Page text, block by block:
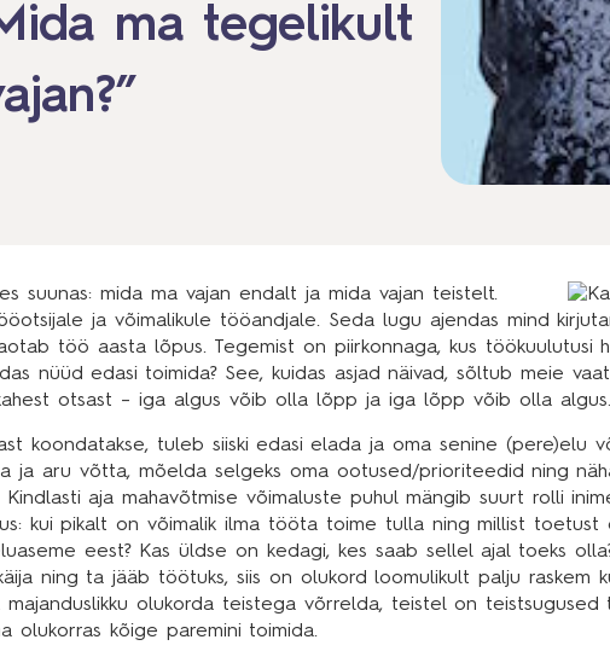
ma tegelikult
suunas: mida ma vajan endalt ja mida vajan teistelt.
ja võimalikule tööandjale. Seda lugu ajendas mind
töö aasta lõpus. Tegemist on piirkonnaga, kus töökuulutusi
nüüd edasi toimida? See, kuidas asjad näivad, sõltub meie
otsast – iga algus võib olla lõpp ja iga lõpp võib olla algus.
koondatakse, tuleb siiski edasi elada ja oma senine (pere)elu
ja aru võtta, mõelda selgeks oma ootused/prioriteedid ning
aja mahavõtmise võimaluste puhul mängib suurt rolli
kui pikalt on võimalik ilma tööta toime tulla ning millist toetust
eest? Kas üldse on kedagi, kes saab sellel ajal toeks
ning ta jääb töötuks, siis on olukord loomulikult palju raskem
olukorda teistega võrrelda, teistel on teistsugused
olukorras kõige paremini toimida.